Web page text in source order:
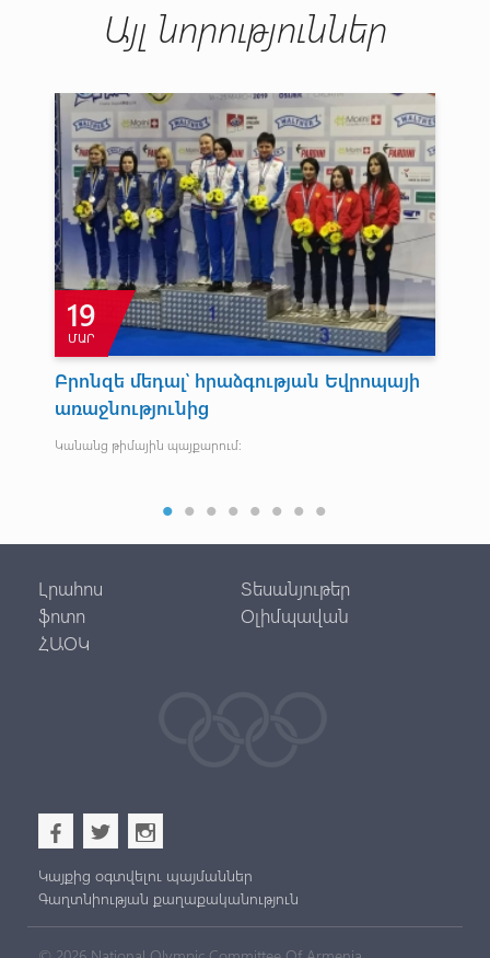
Այլ նորություններ
19
ՄԱՐ
Բրոնզե մեդալ՝ հրաձգության Եվրոպայի
առաջնությունից
Կանանց թիմային պայքարում:
Լրահոս
Տեսանյութեր
ֆոտո
Օլիմպավան
ՀԱՕԿ
b a x
Կայքից օգտվելու պայմաններ
Գաղտնիության քաղաքականություն